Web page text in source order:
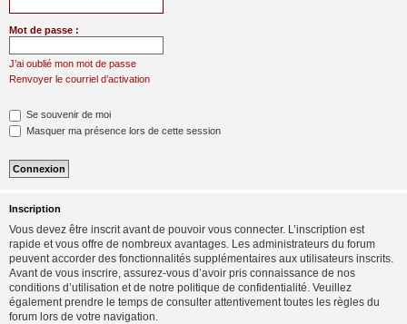
Mot de passe :
J’ai oublié mon mot de passe
Renvoyer le courriel d’activation
Se souvenir de moi
Masquer ma présence lors de cette session
Inscription
Vous devez être inscrit avant de pouvoir vous connecter. L’inscription est
rapide et vous offre de nombreux avantages. Les administrateurs du forum
peuvent accorder des fonctionnalités supplémentaires aux utilisateurs inscrits.
Avant de vous inscrire, assurez-vous d’avoir pris connaissance de nos
conditions d’utilisation et de notre politique de confidentialité. Veuillez
également prendre le temps de consulter attentivement toutes les règles du
forum lors de votre navigation.